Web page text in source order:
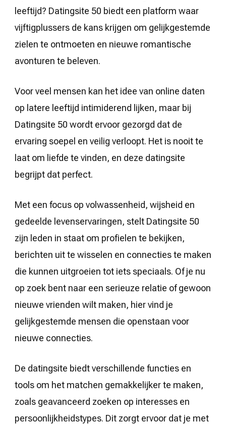
leeftijd? Datingsite 50 biedt een platform waar
vijftigplussers de kans krijgen om gelijkgestemde
zielen te ontmoeten en nieuwe romantische
avonturen te beleven.
Voor veel mensen kan het idee van online daten
op latere leeftijd intimiderend lijken, maar bij
Datingsite 50 wordt ervoor gezorgd dat de
ervaring soepel en veilig verloopt. Het is nooit te
laat om liefde te vinden, en deze datingsite
begrijpt dat perfect.
Met een focus op volwassenheid, wijsheid en
gedeelde levenservaringen, stelt Datingsite 50
zijn leden in staat om profielen te bekijken,
berichten uit te wisselen en connecties te maken
die kunnen uitgroeien tot iets speciaals. Of je nu
op zoek bent naar een serieuze relatie of gewoon
nieuwe vrienden wilt maken, hier vind je
gelijkgestemde mensen die openstaan voor
nieuwe connecties.
De datingsite biedt verschillende functies en
tools om het matchen gemakkelijker te maken,
zoals geavanceerd zoeken op interesses en
persoonlijkheidstypes. Dit zorgt ervoor dat je met